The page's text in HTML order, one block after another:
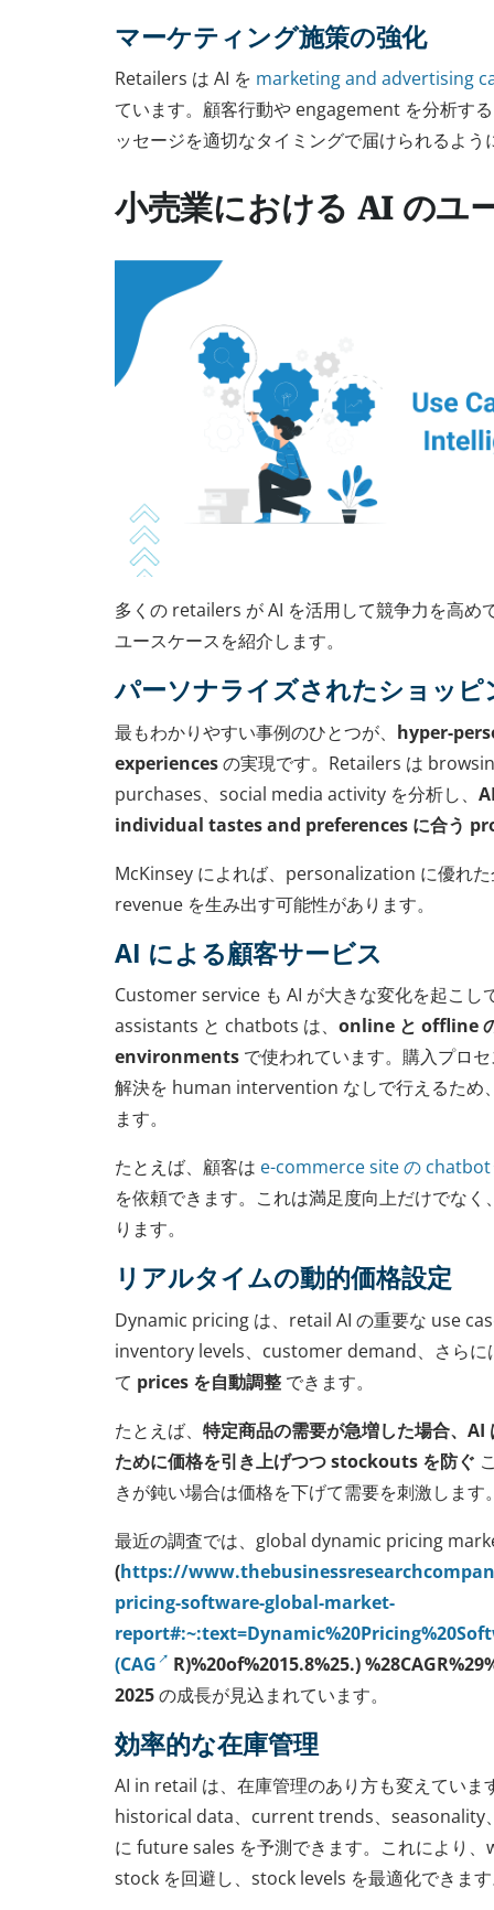
マーケティング施策の強化
Retailers は AI を marketing and advertising
ています。顧客行動や engagement を分析す
ッセージを適切なタイミングで届けられるよう
小売業における AI のユ
多くの retailers が AI を活用して競争力を高め
ユースケースを紹介します。
パーソナライズされたショッピ
最もわかりやすい事例のひとつが、 hyper-
experiencesの実現です。Retailers は
purchases、social media activity を分析し、
individual tastes and preferences に合う
McKinsey によれば、personalization に優れ
revenue を生み出す可能性があります。
AI による顧客サービス
Customer service も AI が大きな変化を起こし
assistants と chatbots は、 online と offline
environments で使われています。購入プロ
解決を human intervention なしで行えるため
ます。
たとえば、顧客は e-commerce site の chatbot
を依頼できます。これは満足度向上だけでな
ります。
リアルタイムの動的価格設定
Dynamic pricing は、retail AI の重要な use
inventory levels、customer demand、さらに
て prices を自動調整 できます。
たとえば、 特定商品の需要が急増した場合、
ために価格を引き上げつつ stockouts を防ぐ
きが鈍い場合は価格を下げて需要を刺激します
最近の調査では、global dynamic pricing
(https://
pricing-software-global-market-
(CAG
R)%20of%2015.8%25.)
2025の成長が見込まれています。
効率的な在庫管理
AI in retail は、在庫管理のあり方も変えてい
historical data、current trends、seasonality
に future sales を予測できます。これにより
stock を回避し、stock levels を最適化できま